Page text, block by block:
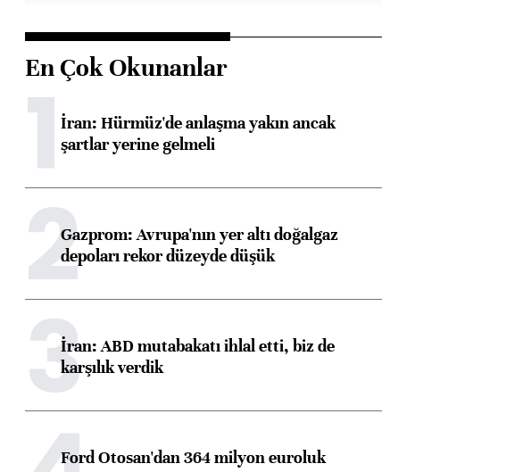
En Çok Okunanlar
1İran: Hürmüz'de anlaşma yakın ancak
şartlar yerine gelmeli
2Gazprom: Avrupa'nın yer altı doğalgaz
depoları rekor düzeyde düşük
3İran: ABD mutabakatı ihlal etti, biz de
karşılık verdik
Ford Otosan'dan 364 milyon euroluk